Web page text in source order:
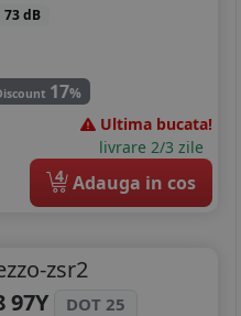
73 dB
17%
Ultima bucata!
livrare 2/3 zile
4 Adauga in cos
zsr2
97Y
DOT 25